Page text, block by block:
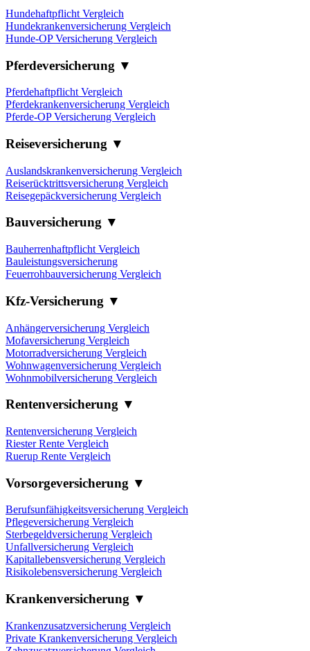
Hundehaftpflicht Vergleich
Hundekrankenversicherung Vergleich
Hunde-OP Versicherung Vergleich
Pferdeversicherung ▼
Pferdehaftpflicht Vergleich
Pferdekrankenversicherung Vergleich
Pferde-OP Versicherung Vergleich
Reiseversicherung ▼
Auslandskrankenversicherung Vergleich
Reiserücktrittsversicherung Vergleich
Reisegepäckversicherung Vergleich
Bauversicherung ▼
Bauherrenhaftpflicht Vergleich
Bauleistungsversicherung
Feuerrohbauversicherung Vergleich
Kfz-Versicherung ▼
Anhängerversicherung Vergleich
Mofaversicherung Vergleich
Motorradversicherung Vergleich
Wohnwagenversicherung Vergleich
Wohnmobilversicherung Vergleich
Rentenversicherung ▼
Rentenversicherung Vergleich
Riester Rente Vergleich
Ruerup Rente Vergleich
Vorsorgeversicherung ▼
Berufsunfähigkeitsversicherung Vergleich
Pflegeversicherung Vergleich
Sterbegeldversicherung Vergleich
Unfallversicherung Vergleich
Kapitallebensversicherung Vergleich
Risikolebensversicherung Vergleich
Krankenversicherung ▼
Krankenzusatzversicherung Vergleich
Private Krankenversicherung Vergleich